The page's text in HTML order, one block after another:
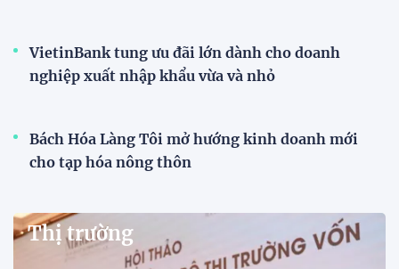
VietinBank tung ưu đãi lớn dành cho doanh
nghiệp xuất nhập khẩu vừa và nhỏ
Bách Hóa Làng Tôi mở hướng kinh doanh mới
cho tạp hóa nông thôn
Thị trường